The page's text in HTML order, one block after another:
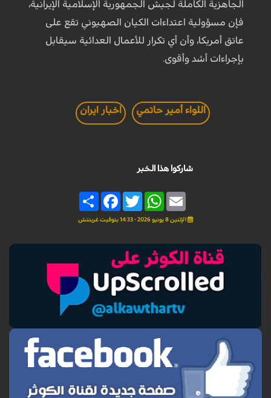
الجاهزية الكاملة لجيش الجمهورية الإسلامية الإيرانية،
فإن مسؤولية اعتداءات الكيان الصهيوني تقع على
عاتق أمريكا، وأن أي تكرار للأعمال العدائية سيقابل
بإجراءات أشد وأقوى.
اللواء أمير حاتمي اخبار ايران
شاركوا هذا الخبر
Share
FacebookTwitter
WhatsAppEmail
الإثنين 8 يونيو 2026 - 14:33 بتوقيت غرينتش